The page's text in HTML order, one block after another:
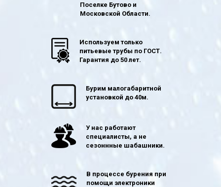
Поселке Бутово и
Московской Области.
Используем только
питьевые трубы по ГОСТ.
Гарантия до 50 лет.
Бурим малогабаритной
установкой до 40м.
У нас работают
специалисты, а не
сезоннные шабашники.
В процессе бурения при
помощи электроники